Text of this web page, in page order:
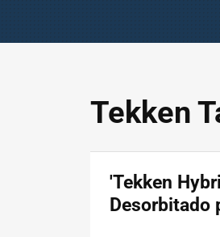
Tekken
'Tekken
Desorbitado